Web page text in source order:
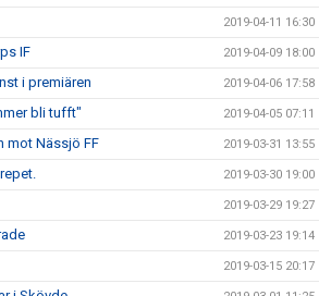
2019-04-11 16:30
IF 2019-04-09 18:00
i premiären 2019-04-06 17:58
bli tufft" 2019-04-05 07:11
mot Nässjö FF 2019-03-31 13:55
2019-03-30 19:00
2019-03-29 19:27
2019-03-23 19:14
2019-03-15 20:17